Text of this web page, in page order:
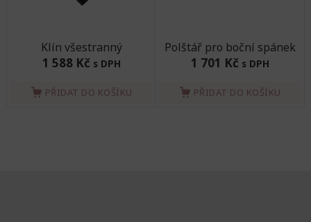
Klín všestranný
1 588 Kč s DPH
PŘIDAT DO KOŠÍKU
Polštář pro boční spánek
1 701 Kč s DPH
PŘIDAT DO KOŠÍKU